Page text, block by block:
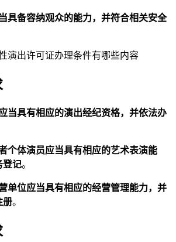
具备容纳观众的能力，并符合相关安全
当具有相应的演出经纪资格，并依法办
个体演员应当具有相应的艺术表演能
登记。
单位应当具有相应的经营管理能力，并
册。